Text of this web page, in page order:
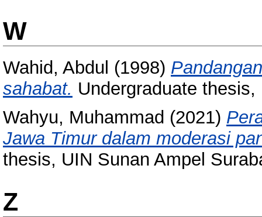
W
Wahid, Abdul (1998)
sahabat. Undergraduate
Wahyu, Muhammad (2021)
Jawa Timur dalam moderasi
thesis, UIN Sunan Ampel
Z